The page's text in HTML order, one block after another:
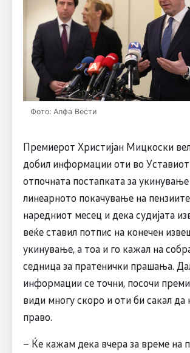
Фото: Алфа Вести
Премиерот Христијан Мицкоски
добил информации оти во
отпочната постапката за
линеарното покачување на
наредниот месец и дека судијата
веќе ставил потпис на конечен
укинување, а тоа и го кажал на
седница за пратенички прашања.
информации се точни, посочи
види многу скоро и оти би сакал да
право.
– Ќе кажам дека вчера за време на